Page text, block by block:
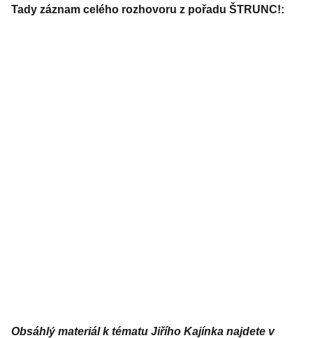
Tady záznam celého rozhovoru z pořadu ŠTRUNC!:
Obsáhlý materiál k tématu Jiřího Kajínka najdete v